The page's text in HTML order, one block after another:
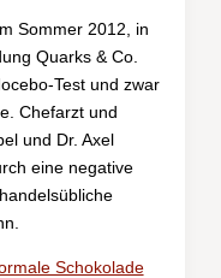
Sommer 2012, in
Quarks & Co.
Test und zwar
Chefarzt und
und Dr. Axel
eine negative
Schokolade